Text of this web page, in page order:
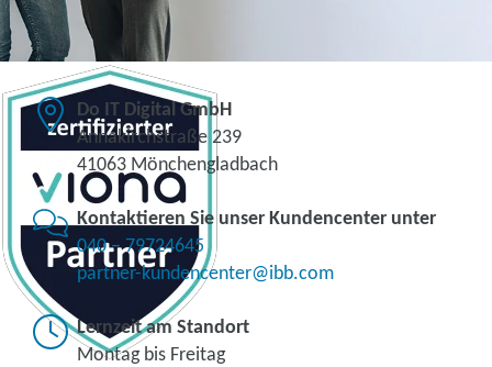
Do IT Digital GmbH
Annakirchstraße 239
41063 Mönchengladbach
Kontaktieren Sie unser Kundencenter unter
040 – 79724645
partner-kundencenter@ibb.com
Lernzeit am Standort
Montag bis Freitag